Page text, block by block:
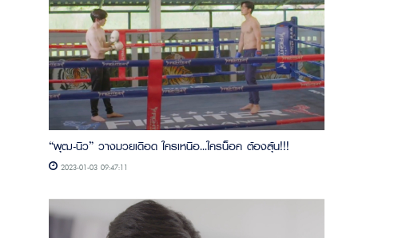
“พุฒ-นิว” วางมวยเดือด ใครเหนือ...ใครน็อค ต้องลุ้น!!!
2023-01-03 09:47:11